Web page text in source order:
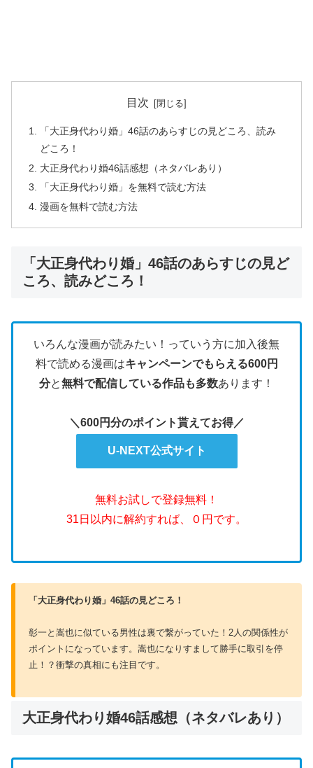
目次
「大正身代わり婚」46話のあらすじの見どころ、読み
どころ！
大正身代わり婚46話感想（ネタバレあり）
「大正身代わり婚」を無料で読む方法
漫画を無料で読む方法
「大正身代わり婚」46話のあらすじの見ど
ころ、読みどころ！
いろんな漫画が読みたい！っていう方に加入後無
料で読める漫画はキャンペーンでもらえる600円
分と無料で配信している作品も多数あります！
＼600円分のポイント貰えてお得／
U-NEXT公式サイト
無料お試しで登録無料！
31日以内に解約すれば、０円です。
「大正身代わり婚」46話の見どころ！
彰一と嵩也に似ている男性は裏で繋がっていた！2人の関係性が
ポイントになっています。嵩也になりすまして勝手に取引を停
止！？衝撃の真相にも注目です。
大正身代わり婚46話感想（ネタバレあり）